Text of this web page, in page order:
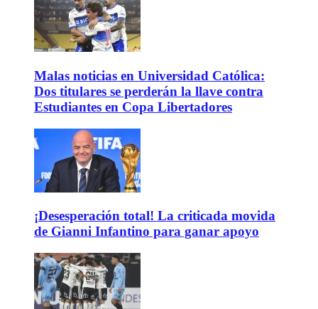
Malas noticias en Universidad Católica:
Dos titulares se perderán la llave contra
Estudiantes en Copa Libertadores
¡Desesperación total! La criticada movida
de Gianni Infantino para ganar apoyo